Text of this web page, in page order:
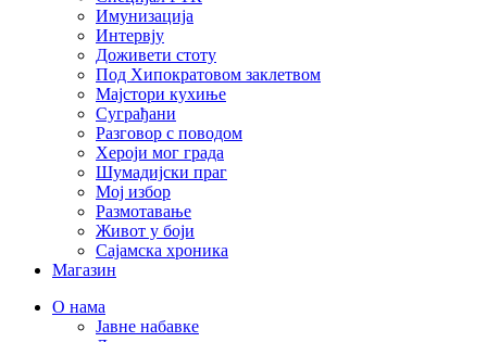
Имунизација
Интервју
Доживети стоту
Под Хипократовом заклетвом
Мајстори кухиње
Суграђани
Разговор с поводом
Хероји мог града
Шумадијски праг
Мој избор
Размотавање
Живот у боји
Сајамска хроника
Магазин
О нама
Јавне набавке